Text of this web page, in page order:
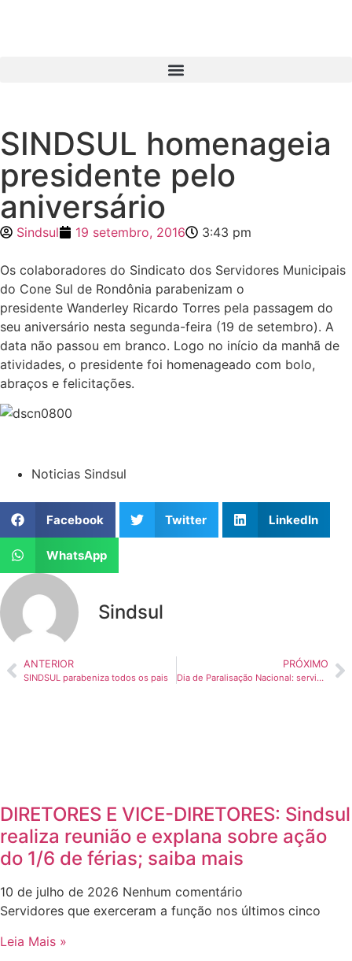
SINDSUL homenageia
presidente pelo
aniversário
Sindsul 19 setembro, 2016 3:43 pm
Os colaboradores do Sindicato dos Servidores Municipais
do Cone Sul de Rondônia parabenizam o
presidente Wanderley Ricardo Torres pela passagem do
seu aniversário nesta segunda-feira (19 de setembro). A
data não passou em branco. Logo no início da manhã de
atividades, o presidente foi homenageado com bolo,
abraços e felicitações.
Noticias Sindsul
Facebook Twitter LinkedIn
WhatsApp
Sindsul
ANTERIOR
SINDSUL parabeniza todos os pais
PRÓXIMO
Dia de Paralisação Nacional: servidores se reúnem na sede do SINDSUL
DIRETORES E VICE-DIRETORES: Sindsul
realiza reunião e explana sobre ação
do 1/6 de férias; saiba mais
10 de julho de 2026 Nenhum comentário
Servidores que exerceram a função nos últimos cinco
Leia Mais »